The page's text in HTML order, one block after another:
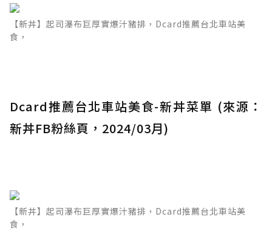
【新丼】起司瀑布巨厚實爆汁豬排，Dcard推薦台北車站美
食，
Dcard推薦台北車站美食-新丼菜單 (來源：
新丼FB粉絲頁，2024/03月)
【新丼】起司瀑布巨厚實爆汁豬排，Dcard推薦台北車站美
食，